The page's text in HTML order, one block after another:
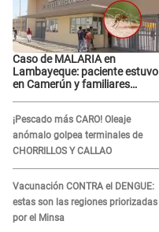
Caso de MALARIA en
Lambayeque: paciente estuvo
en Camerún y familiares
¡Pescado más CARO! Oleaje
anómalo golpea terminales de
CHORRILLOS Y CALLAO
Vacunación CONTRA el DENGUE:
estas son las regiones priorizadas
por el Minsa